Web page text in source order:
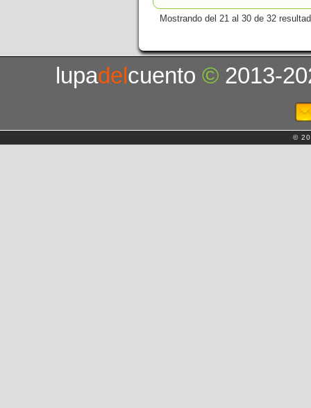
Mostrando del 21 al 30 de 32
lupadelcuento© 2013-
©